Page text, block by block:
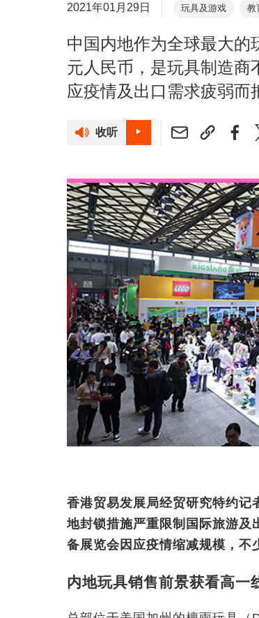
2021年01月29日 玩具及游戏 教
中国内地作为全球最大的
元人民币，是玩具制造商
应疫情及出口需求疲弱而
收听
香港贸易发展局经贸研究特约记
地封锁措施严重限制国际旅游及
备展览会因应疫情缩减规模，不
内地玩具销售前景获看高一